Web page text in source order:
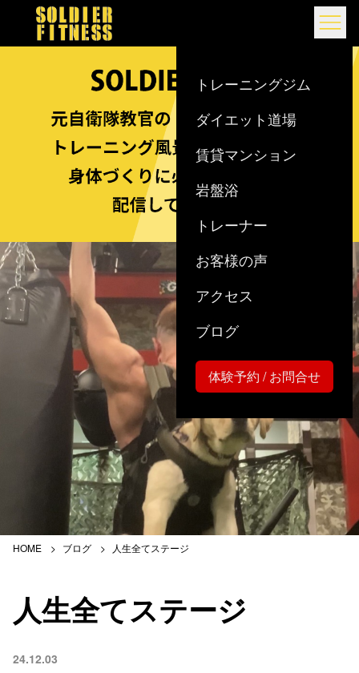
Skip to content
トレーニングジム
ダイエット道場
賃貸マンション
岩盤浴
トレーナー
お客様の声
アクセス
ブログ
体験予約 / お問合せ
HOME ブログ 人生全てステージ
人生全てステージ
24.12.03